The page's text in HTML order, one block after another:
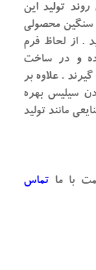
تولید این
محصولی
. از لحاظ فرم
و در ساخت
. علاوه بر
سیلیس بهره
مانند تولید
با ماتماس